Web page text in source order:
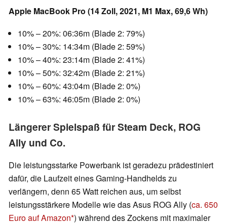
Apple MacBook Pro (14 Zoll, 2021, M1 Max, 69,6 Wh)
10% – 20%: 06:36m (Blade 2: 79%)
10% – 30%: 14:34m (Blade 2: 59%)
10% – 40%: 23:14m (Blade 2: 41%)
10% – 50%: 32:42m (Blade 2: 21%)
10% – 60%: 43:04m (Blade 2: 0%)
10% – 63%: 46:05m (Blade 2: 0%)
Längerer Spielspaß für Steam Deck, ROG
Ally und Co.
Die leistungsstarke Powerbank ist geradezu prädestiniert
dafür, die Laufzeit eines Gaming-Handhelds zu
verlängern, denn 65 Watt reichen aus, um selbst
leistungsstärkere Modelle wie das Asus ROG Ally (ca. 650
Euro auf Amazon ) während des Zockens mit maximaler